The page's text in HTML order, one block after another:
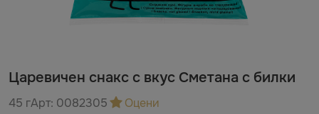
Царевичен снакс с вкус Сметана с билки
45 гАрт: 0082305 Оцени